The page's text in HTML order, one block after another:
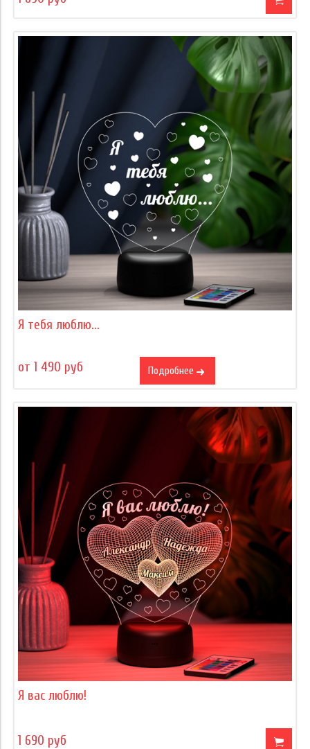
Я тебя люблю...
от 1 490 руб Подробнее
Я вас люблю!
1 690 руб